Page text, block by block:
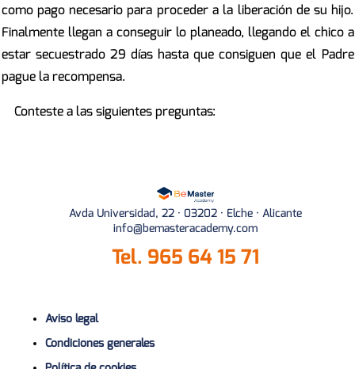
como pago necesario para proceder a la liberación de su hijo.
Finalmente llegan a conseguir lo planeado, llegando el chico a
estar secuestrado 29 días hasta que consiguen que el Padre
pague la recompensa.
Conteste a las siguientes preguntas:
Avda Universidad, 22 · 03202 · Elche · Alicante
info@bemasteracademy.com
Tel. 965 64 15 71
Aviso legal
Condiciones generales